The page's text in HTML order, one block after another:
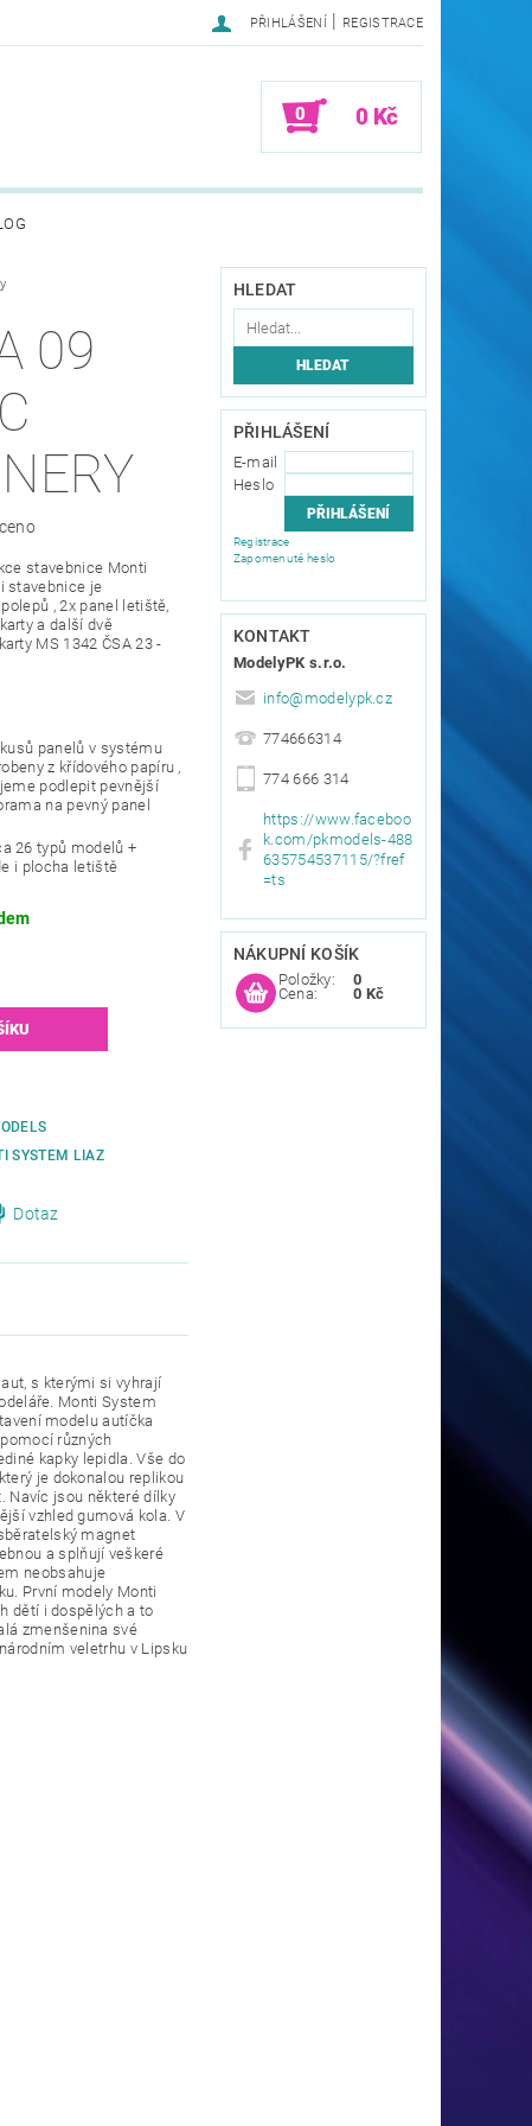
PŘIHLÁŠENÍ | REGISTRACE
0 0 Kč
09
stavebnice Monti
stavebnice je
, 2x panel letiště,
a další dvě
MS 1342 ČSA 23 -
panelů v systému
z křídového papíru ,
podlepit pevnější
na pevný panel
26 typů modelů +
i plocha letiště
SYSTEM LIAZ
Dotaz
s kterými si vyhrají
Monti System
modelu autíčka
různých
kapky lepidla. Vše do
je dokonalou replikou
Navíc jsou některé dílky
vzhled gumová kola. V
magnet
a splňují veškeré
neobsahuje
První modely Monti
dětí i dospělých a to
zmenšenina své
veletrhu v Lipsku
HLEDAT
PŘIHLÁŠENÍ
E-mail
Heslo
Registrace
Zapomenuté heslo
KONTAKT
ModelyPK s.r.o.
info@modelypk.cz
774666314
774 666 314
https://www.faceboo
k.com/pkmodels-488
635754537115/?fref
=ts
NÁKUPNÍ KOŠÍK
Položky:
Cena:
0
0 Kč